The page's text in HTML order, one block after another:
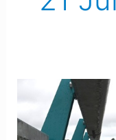
Viellenave-
Navarrenx